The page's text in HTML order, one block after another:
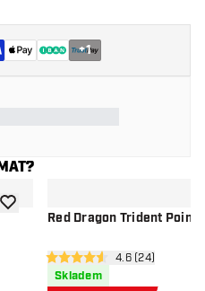
+1
Přidat do seznamu přání
Red Dragon Trident Point
otevřít panel
4.6 hodnoticí hvězdičky
4.6 (24)
Skladem